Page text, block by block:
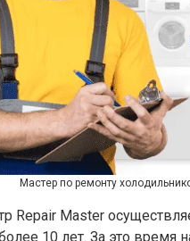
Мастер по ремонту
Repair Master
10 лет. За это